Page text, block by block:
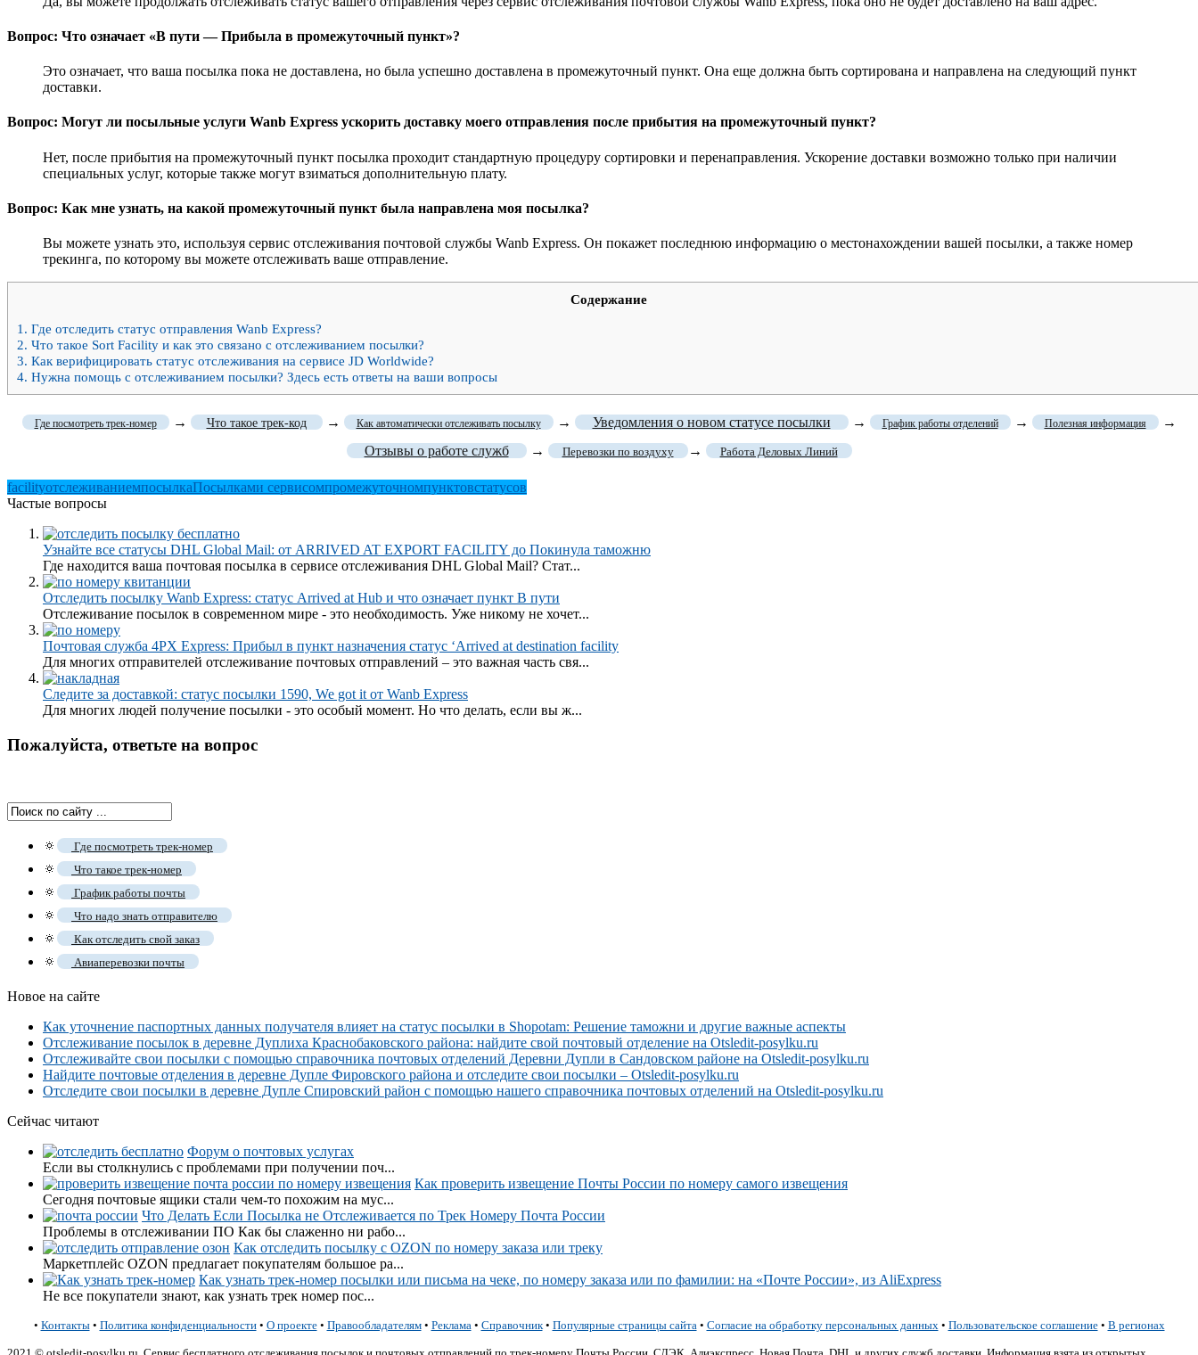
Вопрос: Что означает «В пути — Прибыла в промежуточный пункт»?
Это означает, что ваша посылка пока не доставлена, но была успешно доставлена в промежуточный пункт. Она еще должна быть сортирована и направлена на следующий пункт
доставки.
Вопрос: Могут ли посыльные услуги Wanb Express ускорить доставку моего отправления после прибытия на промежуточный пункт?
Нет, после прибытия на промежуточный пункт посылка проходит стандартную процедуру сортировки и перенаправления. Ускорение доставки возможно только при наличии
специальных услуг, которые также могут взиматься дополнительную плату.
Вопрос: Как мне узнать, на какой промежуточный пункт была направлена моя посылка?
Вы можете узнать это, используя сервис отслеживания почтовой службы Wanb Express. Он покажет последнюю информацию о местонахождении вашей посылки, а также номер
трекинга, по которому вы можете отслеживать ваше отправление.
Содержание
1. Где отследить статус отправления Wanb Express?
2. Что такое Sort Facility и как это связано с отслеживанием посылки?
3. Как верифицировать статус отслеживания на сервисе JD Worldwide?
4. Нужна помощь с отслеживанием посылки? Здесь есть ответы на ваши вопросы
Где посмотреть трек-номер → Что такое трек-код → Как автоматически отслеживать посылку → Уведомления о новом статусе посылки → График работы отделений → Полезная информация
→
Отзывы о работе служб
→ Перевозки по воздуху → Работа Деловых Линий
facilityотслеживаниемпосылкаПосылками сервисомпромежуточномпунктовстатусов
Частые вопросы
Узнайте все статусы DHL Global Mail: от ARRIVED AT EXPORT FACILITY до Покинула таможню
Где находится ваша почтовая посылка в сервисе отслеживания DHL Global Mail? Стат...
Отследить посылку Wanb Express: статус Arrived at Hub и что означает пункт В пути
Отслеживание посылок в современном мире - это необходимость. Уже никому не хочет...
Почтовая служба 4PX Express: Прибыл в пункт назначения статус ‘Arrived at destination facility
Для многих отправителей отслеживание почтовых отправлений – это важная часть свя...
Следите за доставкой: статус посылки 1590, We got it от Wanb Express
Для многих людей получение посылки - это особый момент. Но что делать, если вы ж...
Пожалуйста, ответьте на вопрос
🔅 Где посмотреть трек-номер
🔅 Что такое трек-номер
🔅 График работы почты
🔅 Что надо знать отправителю
🔅 Как отследить свой заказ
🔅 Авиаперевозки почты
Новое на сайте
Как уточнение паспортных данных получателя влияет на статус посылки в Shopotam: Решение таможни и другие важные аспекты
Отслеживание посылок в деревне Дуплиха Краснобаковского района: найдите свой почтовый отделение на Otsledit-posylku.ru
Отслеживайте свои посылки с помощью справочника почтовых отделений Деревни Дупли в Сандовском районе на Otsledit-posylku.ru
Найдите почтовые отделения в деревне Дупле Фировского района и отследите свои посылки – Otsledit-posylku.ru
Отследите свои посылки в деревне Дупле Спировский район с помощью нашего справочника почтовых отделений на Otsledit-posylku.ru
Сейчас читают
Форум о почтовых услугах
Если вы столкнулись с проблемами при получении поч...
Как проверить извещение Почты России по номеру самого извещения
Сегодня почтовые ящики стали чем-то похожим на мус...
Что Делать Если Посылка не Отслеживается по Трек Номеру Почта России
Проблемы в отслеживании ПО Как бы слаженно ни рабо...
Как отследить посылку с OZON по номеру заказа или треку
Маркетплейс OZON предлагает покупателям большое ра...
Как узнать трек-номер посылки или письма на чеке, по номеру заказа или по фамилии: на «Почте России», из AliExpress
Не все покупатели знают, как узнать трек номер пос...
• Контакты• Политика конфиденциальности• О проекте• Правообладателям• Реклама • Справочник• Популярные страницы сайта • Согласие на обработку персональных данных • Пользовательское соглашение• В регионах